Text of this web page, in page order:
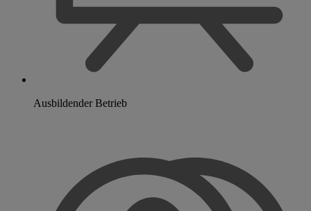
Ausbildender Betrieb